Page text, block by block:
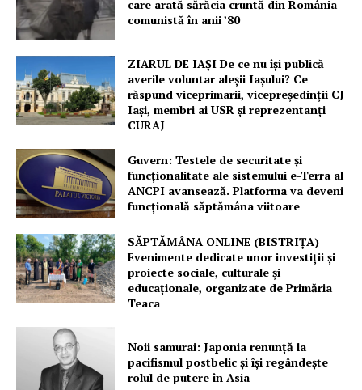
Un proiect
FREEDOM HOUSE ROMÂNIA
PRESShub
Despre noi / Echipa
Proiecte editoriale
Rețea
Contact
care arată sărăcia cruntă din România
comunistă în anii ’80
ZIARUL DE IAȘI De ce nu își publică
averile voluntar aleșii Iașului? Ce
răspund viceprimarii, vicepreședinții CJ
Iași, membri ai USR și reprezentanți
CURAJ
Guvern: Testele de securitate și
funcționalitate ale sistemului e-Terra al
ANCPI avansează. Platforma va deveni
funcțională săptămâna viitoare
SĂPTĂMÂNA ONLINE (BISTRIȚA)
Evenimente dedicate unor investiții și
proiecte sociale, culturale și
educaționale, organizate de Primăria
Teaca
Noii samurai: Japonia renunță la
pacifismul postbelic și își regândește
rolul de putere în Asia